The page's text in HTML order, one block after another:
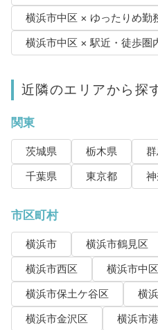
横浜市中区 × ゆったりめ勤
横浜市中区 × 駅近・徒歩圏
近隣のエリアから探
関東
茨城県 栃木県
千葉県
東京都
市区町村
横浜市 横浜市鶴見区
横浜市西区
横浜市中区
横浜市保土ケ谷区
横
横浜市金沢区
横浜市